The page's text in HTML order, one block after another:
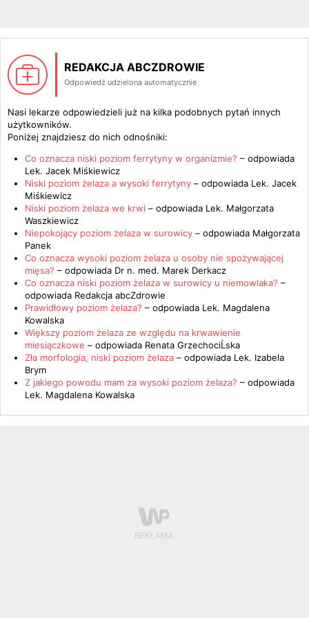
REDAKCJA ABCZDROWIE
Odpowiedź udzielona automatycznie
Nasi lekarze odpowiedzieli już na kilka podobnych pytań innych
użytkowników.
Poniżej znajdziesz do nich odnośniki:
Co oznacza niski poziom ferrytyny w organizmie? – odpowiada
Lek. Jacek Miśkiewicz
Niski poziom żelaza a wysoki ferrytyny – odpowiada Lek. Jacek
Miśkiewicz
Niski poziom żelaza we krwi – odpowiada Lek. Małgorzata
Waszkiewicz
Niepokojący poziom żelaza w surowicy – odpowiada Małgorzata
Panek
Co oznacza wysoki poziom żelaza u osoby nie spożywającej
mięsa? – odpowiada Dr n. med. Marek Derkacz
Co oznacza niski poziom żelaza w surowicy u niemowlaka? –
odpowiada Redakcja abcZdrowie
Prawidłowy poziom żelaza? – odpowiada Lek. Magdalena
Kowalska
Większy poziom żelaza ze względu na krwawienie
miesiączkowe – odpowiada Renata GrzechociĹska
Zła morfologia, niski poziom żelaza – odpowiada Lek. Izabela
Brym
Z jakiego powodu mam za wysoki poziom żelaza? – odpowiada
Lek. Magdalena Kowalska